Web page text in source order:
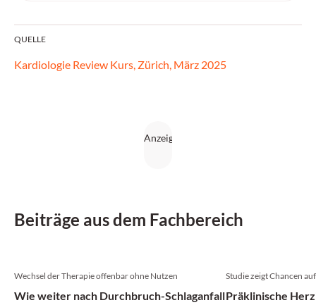
QUELLE
Kardiologie Review Kurs, Zürich, März 2025
Beiträge aus dem Fachbereich
Wechsel der Therapie offenbar ohne Nutzen
Wie weiter nach Durchbruch-Schlaganfall
Studie zeigt Chancen
Präklinische